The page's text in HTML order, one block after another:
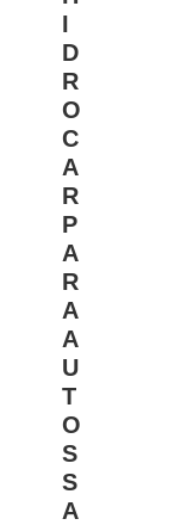
I
D
R
O
C
A
R
P
A
R
A
A
U
T
O
S
S
A